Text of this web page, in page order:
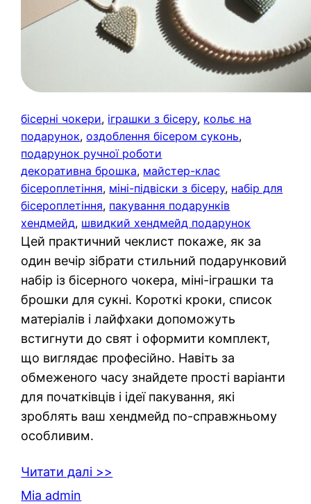
бісерні чокери, іграшки з бісеру, кольє на
подарунок, оздоблення бісером суконь
подарунок ручної роботи
декоративна брошка, майстер-клас
бісероплетіння, міні-підвіски з бісеру, набір для
бісероплетіння, пакування подарунків
хендмейд, швидкий хендмейд подарунок
Цей практичний чеклист покаже, як за
один вечір зібрати стильний подарунковий
набір із бісерного чокера, міні-іграшки та
брошки для сукні. Короткі кроки, список
матеріалів і лайфхаки допоможуть
встигнути до свят і оформити комплект,
що виглядає професійно. Навіть за
обмеженого часу знайдете прості варіанти
для початківців і ідеї пакування, які
зроблять ваш хендмейд по-справжньому
особливим.
Читати далі >>
Mia admin